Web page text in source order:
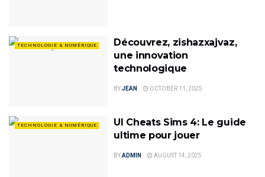
TECHNOLOGIE & NUMÉRIQUE
Découvrez, zishazxajvaz,
une innovation
technologique
BYJEAN OCTOBER 11, 2025
TECHNOLOGIE & NUMÉRIQUE
UI Cheats Sims 4: Le guide
ultime pour jouer
BYADMIN AUGUST 14, 2025